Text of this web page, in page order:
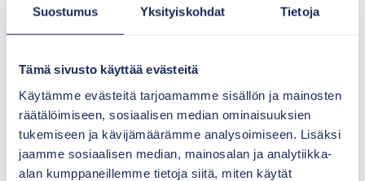
Suostumus Yksityiskohdat Tietoja
Tämä sivusto käyttää evästeitä
Käytämme evästeitä tarjoamamme sisällön ja mainosten
räätälöimiseen, sosiaalisen median ominaisuuksien
tukemiseen ja kävijämäärämme analysoimiseen. Lisäksi
jaamme sosiaalisen median, mainosalan ja analytiikka-
alan kumppaneillemme tietoja siitä, miten käytät
Vestellin asiakaspalvelulle Jarilla ei ollut paljoakaan
tarvetta sillä hän oli heti oston yhteydessä saanut
tarvitsemansa materiaalit. “Asiakaspalvelulle oli vähän
tarvetta koska Vestellillä on niin hyvin kaikki
dokumentoitu ja asennusohjeet ovat niin selkeät, että
minulle ei edes herännyt kysymyksiä.”